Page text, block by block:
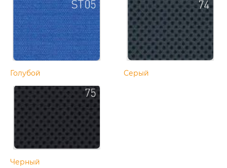
Голубой Серый
Черный